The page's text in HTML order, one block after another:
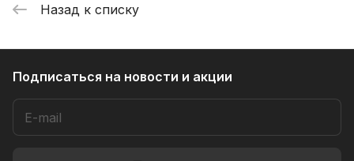
Назад к списку
Подписаться на новости и акции